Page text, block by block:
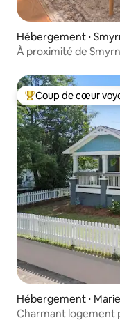
Hébergement ⋅
À proximité de
Coups de cœur
Coup de cœur
Hébergement ⋅
Charmant logement